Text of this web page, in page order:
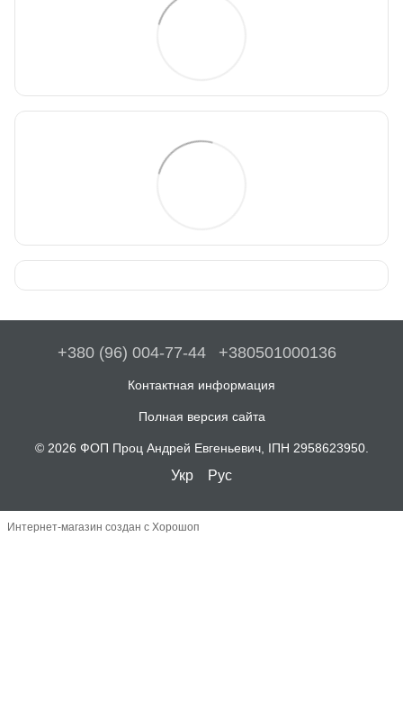
+380 (96) 004-77-44 +380501000136
Контактная информация
Полная версия сайта
© 2026 ФОП Проц Андрей Евгеньевич, ІПН 2958623950.
Укр Рус
Интернет-магазин создан с Хорошоп